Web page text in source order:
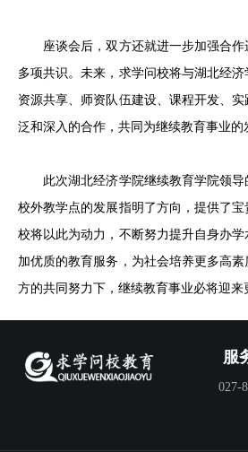
座谈会后，双方还就进一步加强合作
多项共识。未来，求学问校将与湖北经
资源共享、师资队伍建设、课程开发、
泛和深入的合作，共同为继续教育事业的
此次湖北经济学院继续教育学院领导
校外教学点的发展指明了方向，提供了
校将以此为动力，不断努力提升自身办
加优质的教育服务，为社会培养更多高
方的共同努力下，继续教育事业必将迎来
服
027-